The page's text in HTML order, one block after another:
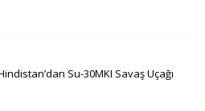
Su-30MKI Savaş Uçağı